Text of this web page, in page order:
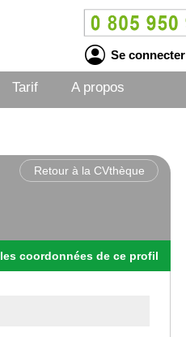
Se connecter
Tarif A propos
Retour à la CVthèque
les coordonnées de ce profil